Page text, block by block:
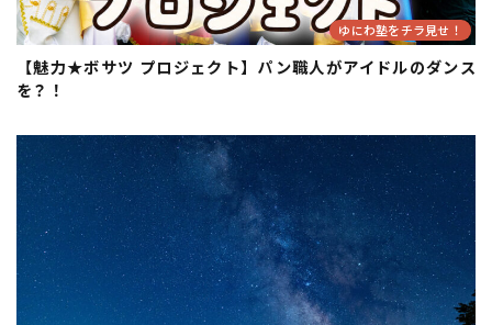
ゆにわ塾をチラ見せ！
【魅力★ボサツ プロジェクト】パン職人がアイドルのダンス
を？！